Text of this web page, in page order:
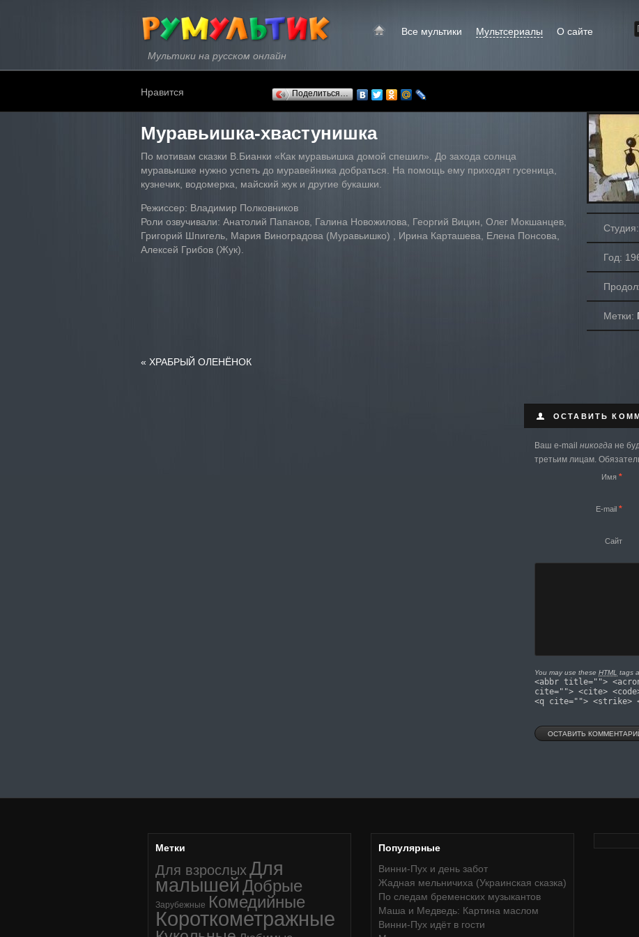
Мультики на русском онлайн
Все мультики Мультсериалы О сайте
Нравится Поделиться…
Муравьишка-хвастунишка
По мотивам сказки В.Бианки «Как муравьишка домой спешил». До захода солнца
муравьишке нужно успеть до муравейника добраться. На помощь ему приходят гусеница,
кузнечик, водомерка, майский жук и другие букашки.
Режиссер: Владимир Полковников
Роли озвучивали: Анатолий Папанов, Галина Новожилова, Георгий Вицин, Олег Мокшанцев,
Григорий Шпигель, Мария Виноградова (Муравьишко) , Ирина Карташева, Елена Понсова,
Алексей Грибов (Жук).
Студия:
Год:
Метки:
« ХРАБРЫЙ ОЛЕНЁНОК
ОСТАВИТЬ
Ваш e-mail никогда не
третьим лицам.
Имя *
E-mail *
Сайт
You may use these HTML tags
<abbr title="">
cite=""> <cite>
<q cite=""> <strike>
Метки
Для взрослых Для
малышей Добрые
Зарубежные Комедийные
Короткометражные
Популярные
Винни-Пух и день забот
Жадная мельничиха (Украинская сказка)
По следам бременских музыкантов
Маша и Медведь: Картина маслом
Винни-Пух идёт в гости